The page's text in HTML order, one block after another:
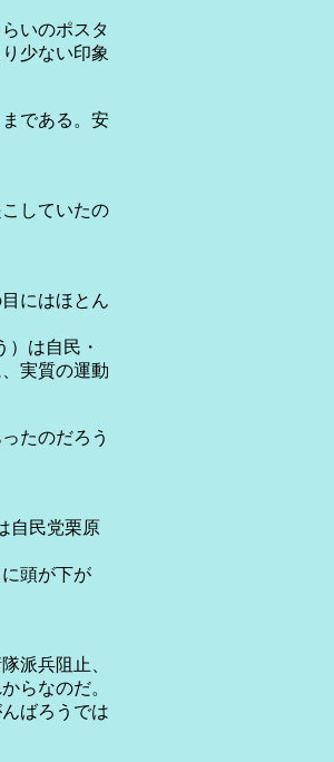
いのポスタ
少ない印象
である。安
していたの
にはほとん
は自民・
実質の運動
たのだろう
自民党栗原
頭が下が
派兵阻止、
らなのだ。
ばろうでは